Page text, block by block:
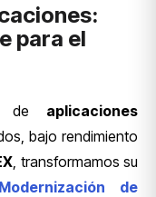
para el
de aplicaciones
bajo rendimiento
, transformamos su
Modernización de